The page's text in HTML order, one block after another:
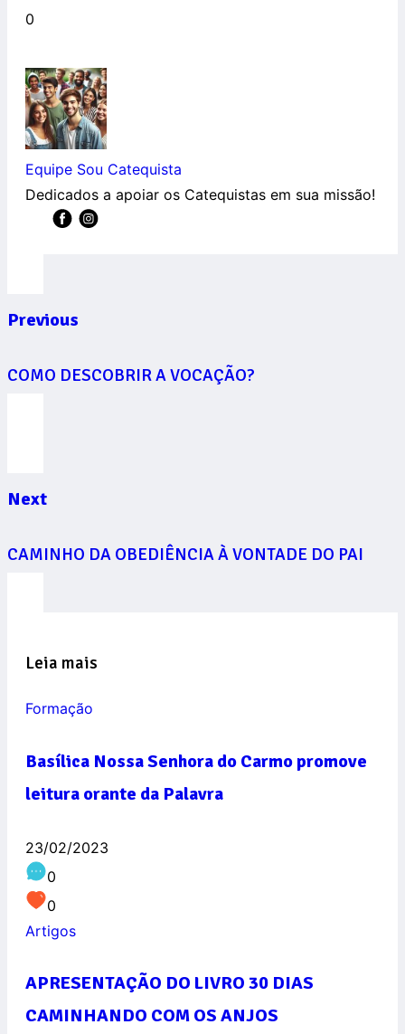
0
Equipe Sou Catequista
Dedicados a apoiar os Catequistas em sua missão!
Previous
COMO DESCOBRIR A VOCAÇÃO?
Next
CAMINHO DA OBEDIÊNCIA À VONTADE DO PAI
Leia mais
Formação
Basílica Nossa Senhora do Carmo promove
leitura orante da Palavra
23/02/2023
0
0
Artigos
APRESENTAÇÃO DO LIVRO 30 DIAS
CAMINHANDO COM OS ANJOS